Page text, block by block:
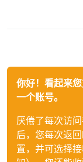
你好！看起来
一个账号。
厌倦了每次访
后，您每次返
置，并可选择